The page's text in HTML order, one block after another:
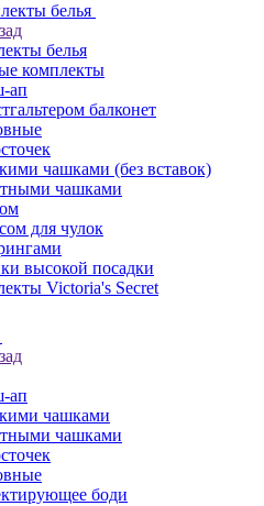
белья
белья
комплекты
ап
балконет
чашками (без вставок)
чашками
для чулок
высокой посадки
Victoria's Secret
ап
чашками
чашками
боди